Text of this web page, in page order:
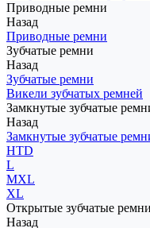
Приводные ремни
Назад
Приводные ремни
Зубчатые ремни
Назад
Зубчатые ремни
Викели зубчатых ремней
Замкнутые зубчатые
Назад
Замкнутые зубчатые
HTD
L
MXL
XL
Открытые зубчатые ремни
Назад